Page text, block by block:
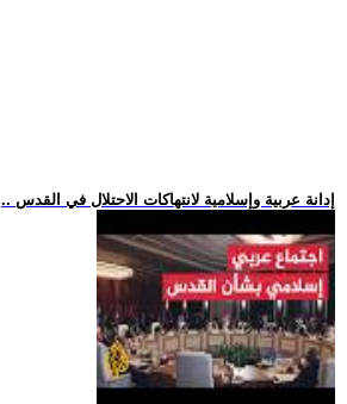
.. إدانة عربية وإسلامية لانتهاكات الاحتلال في القدس